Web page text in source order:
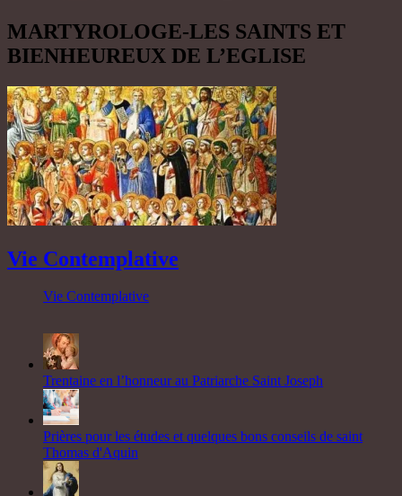
MARTYROLOGE-LES SAINTS ET
BIENHEUREUX DE L’EGLISE
Vie Contemplative
Vie Contemplative
Trentaine en l’honneur au Patriarche Saint Joseph
Prières pour les études et quelques bons conseils de saint
Thomas d'Aquin